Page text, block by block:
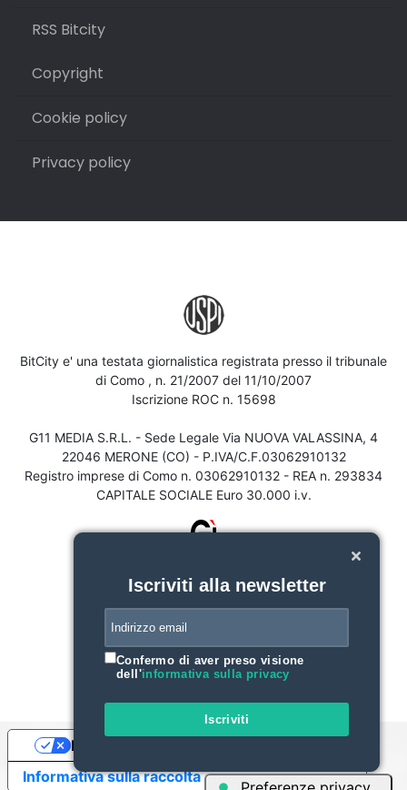
RSS Bitcity
Copyright
Cookie policy
Privacy policy
BitCity e' una testata giornalistica registrata presso il tribunale
di Como , n. 21/2007 del 11/10/2007
Iscrizione ROC n. 15698
G11 MEDIA S.R.L. - Sede Legale Via NUOVA VALASSINA, 4
22046 MERONE (CO) - P.IVA/C.F.03062910132
Registro imprese di Como n. 03062910132 - REA n. 293834
CAPITALE SOCIALE Euro 30.000 i.v.
Iscriviti alla newsletter
Confermo di aver preso visione
dell'informativa sulla privacy
Iscriviti
Informativa sulla raccolta
Le tue preferenze relative alla privacy